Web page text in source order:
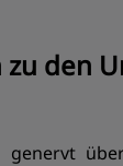
den
genervt